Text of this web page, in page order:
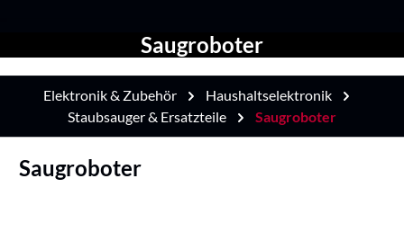
Saugroboter
Elektronik & Zubehör
Haushaltselektronik
Staubsauger & Ersatzteile
Saugroboter
Saugroboter